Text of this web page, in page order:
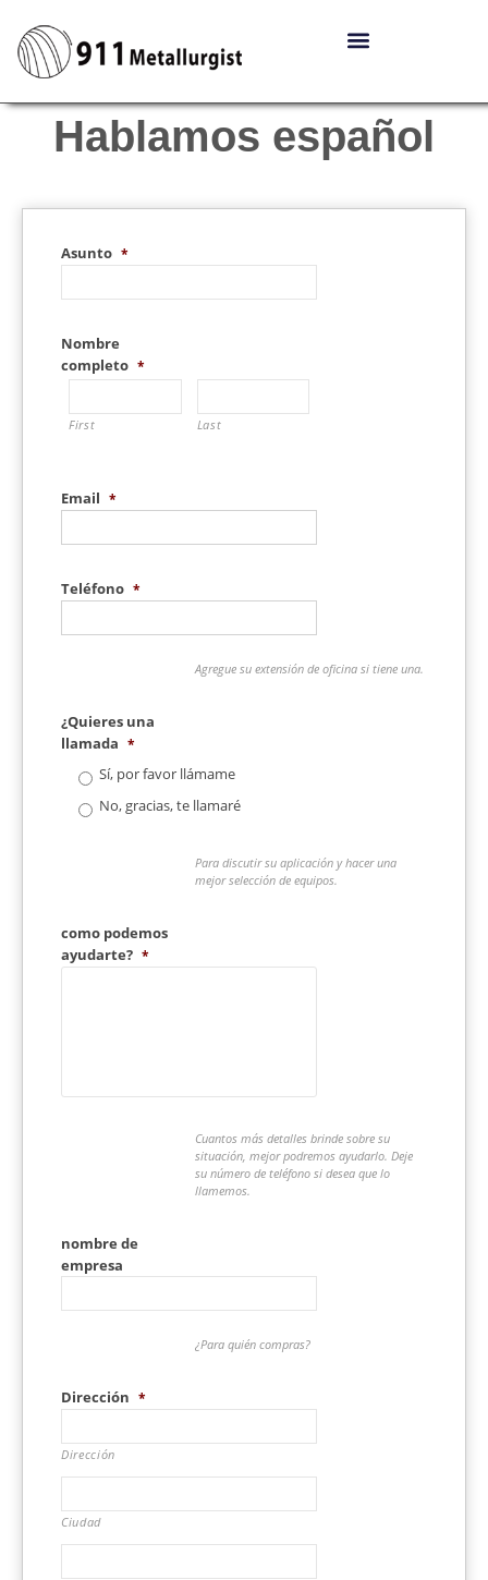
Hablamos español
Asunto *
Nombre
completo *
First Last
Email *
Teléfono *
Agregue su extensión de oficina si tiene una.
¿Quieres una
llamada *
Sí, por favor llámame
No, gracias, te llamaré
Para discutir su aplicación y hacer una
mejor selección de equipos.
como podemos
ayudarte? *
Cuantos más detalles brinde sobre su
situación, mejor podremos ayudarlo. Deje
su número de teléfono si desea que lo
llamemos.
nombre de
empresa
¿Para quién compras?
Dirección *
Dirección
Ciudad